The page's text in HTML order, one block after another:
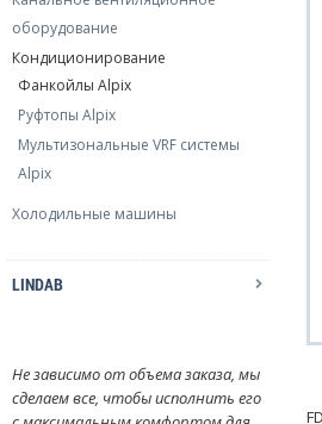
оборудование
Кондиционирование
Фанкойлы Alpix
Руфтопы Alpix
Мультизональные VRF системы
Alpix
Холодильные машины
LINDAB
Не зависимо от объема заказа, мы
сделаем все, чтобы исполнить его